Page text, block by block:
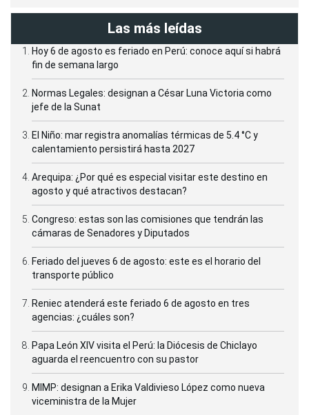
Las más leídas
Hoy 6 de agosto es feriado en Perú: conoce aquí si habrá
fin de semana largo
Normas Legales: designan a César Luna Victoria como
jefe de la Sunat
El Niño: mar registra anomalías térmicas de 5.4 °C y
calentamiento persistirá hasta 2027
Arequipa: ¿Por qué es especial visitar este destino en
agosto y qué atractivos destacan?
Congreso: estas son las comisiones que tendrán las
cámaras de Senadores y Diputados
Feriado del jueves 6 de agosto: este es el horario del
transporte público
Reniec atenderá este feriado 6 de agosto en tres
agencias: ¿cuáles son?
Papa León XIV visita el Perú: la Diócesis de Chiclayo
aguarda el reencuentro con su pastor
MIMP: designan a Erika Valdivieso López como nueva
viceministra de la Mujer